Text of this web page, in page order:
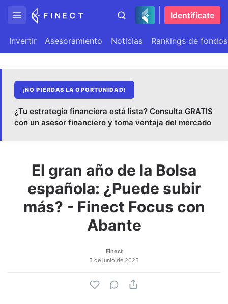
Identifícate
Invertir Asesoramiento Noticias Rankings de fondos
¡NO PIERDAS LA OPORTUNIDAD!
¿Tu estrategia financiera está lista? Consulta GRATIS
con un asesor financiero y toma ventaja del mercado
El gran año de la Bolsa
española: ¿Puede subir
más? - Finect Focus con
Abante
Finect
5 de junio de 2025